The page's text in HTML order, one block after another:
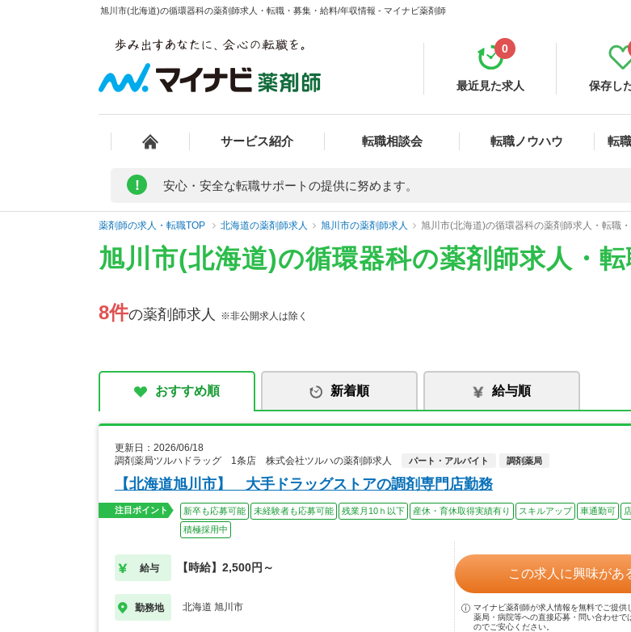
旭川市(北海道)の循環器科の薬剤師求人・転職・募集・給料/年収情報 - マイナビ薬剤師
最近見た求人
0
保存し
サービス紹介 転職相談会 転職ノウハウ 転
! 安心・安全な転職サポートの提供に努めます。
薬剤師の求人・転職TOP 北海道の薬剤師求人 旭川市の薬剤師求人 旭川市(北海道)の循環器科の薬剤師求人・転職
旭川市(北海道)の循環器科の薬剤師求人・
8件の薬剤師求人 ※非公開求人は除く
おすすめ順 新着順 給与順
更新日：2026/06/18
調剤薬局ツルハドラッグ 1条店 株式会社ツルハの薬剤師求人
パート・アルバイト 調剤薬局
【北海道旭川市】 大手ドラッグストアの調剤専門店勤務
注目ポイント 新卒も応募可能 未経験者も応募可能 残業月10ｈ以下 産休・育休取得実績有り スキルアップ 車通勤可
積極採用中
給与 【時給】2,500円～
勤務地 北海道 旭川市
この求人に興味があ
マイナビ薬剤師が求人情報を無料でご提供
薬局・病院等への直接応募・問い合わせで
のでご安心ください。